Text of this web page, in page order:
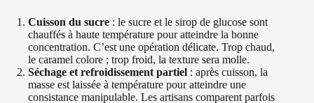
Cuisson du sucre : le sucre et le sirop de glucose sont
chauffés à haute température pour atteindre la bonne
concentration. C’est une opération délicate. Trop chaud,
le caramel colore ; trop froid, la texture sera molle.
Séchage et refroidissement partiel : après cuisson, la
masse est laissée à température pour atteindre une
consistance manipulable. Les artisans comparent parfois